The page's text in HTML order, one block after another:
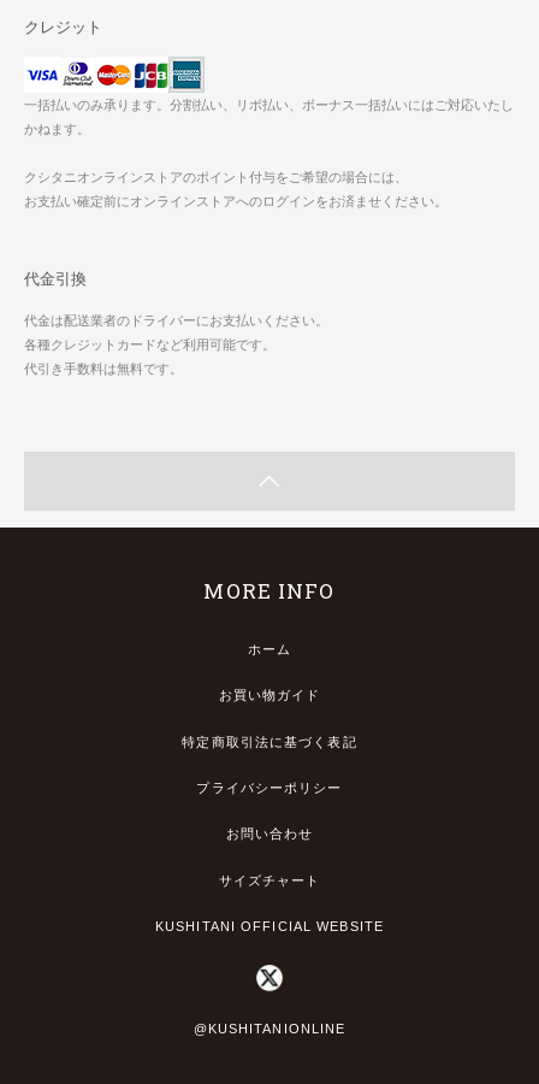
クレジット
一括払いのみ承ります。分割払い、リボ払い、ボーナス一括払いにはご対応いたし
かねます。
クシタニオンラインストアのポイント付与をご希望の場合には、
お支払い確定前にオンラインストアへのログインをお済ませください。
代金引換
代金は配送業者のドライバーにお支払いください。
各種クレジットカードなど利用可能です。
代引き手数料は無料です。
MORE INFO
ホーム
お買い物ガイド
特定商取引法に基づく表記
プライバシーポリシー
お問い合わせ
サイズチャート
KUSHITANI OFFICIAL WEBSITE
@KUSHITANIONLINE